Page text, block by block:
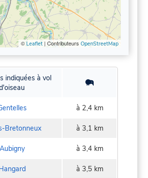
© Leaflet| Contributeurs OpenStreetMap
indiquées à vol
à 2,4 km
Bretonneux à 3,1 km
Aubigny à 3,4 km
à 3,5 km